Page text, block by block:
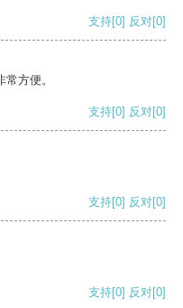
支持[0] 反对[0]
方便。
支持[0] 反对[0]
支持[0] 反对[0]
支持[0] 反对[0]